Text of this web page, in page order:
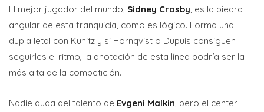
El mejor jugador del mundo, Sidney Crosby, es la piedra
angular de esta franquicia, como es lógico. Forma una
dupla letal con Kunitz y si Hornqvist o Dupuis consiguen
seguirles el ritmo, la anotación de esta línea podría ser la
más alta de la competición.
Nadie duda del talento de Evgeni Malkin, pero el center